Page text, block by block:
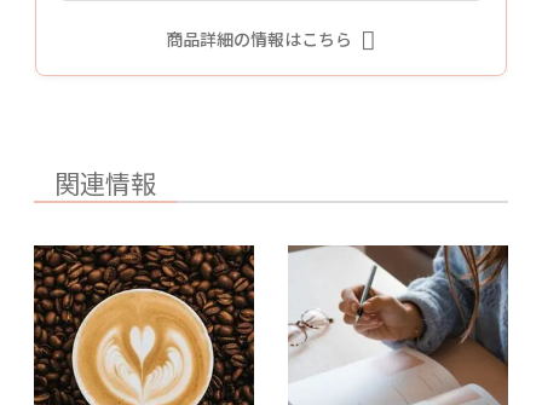
商品詳細の情報はこちら
関連情報